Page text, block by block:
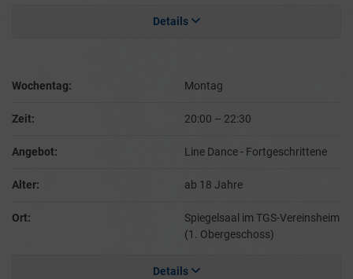
Details
Wochentag: Montag
Zeit: 20:00 – 22:30
Angebot: Line Dance - Fortgeschrittene
Alter: ab 18 Jahre
Ort:
Spiegelsaal im TGS-Vereinsheim
(1. Obergeschoss)
Details